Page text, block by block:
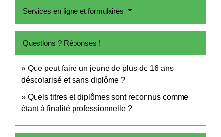
Services en ligne et formulaires
Questions ? Réponses !
Que peut faire un jeune de plus de 16 ans
déscolarisé et sans diplôme ?
Quels titres et diplômes sont reconnus comme
étant à finalité professionnelle ?